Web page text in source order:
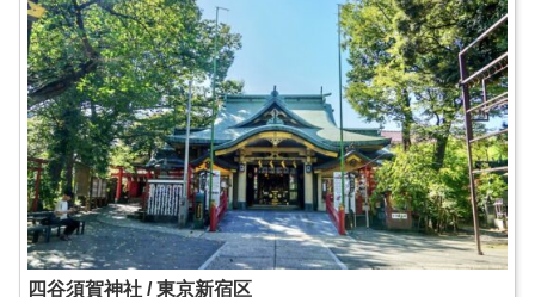
四谷須賀神社 / 東京新宿区